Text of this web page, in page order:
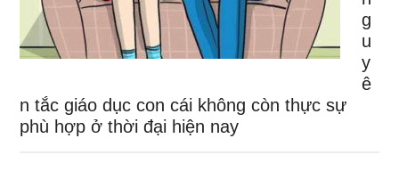
g
u
y
ê
n tắc giáo dục con cái không còn thực sự
phù hợp ở thời đại hiện nay